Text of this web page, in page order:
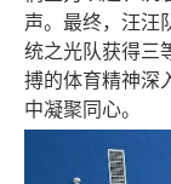
声。最终，汪汪
统之光队获得三
搏的体育精神深
中凝聚同心。